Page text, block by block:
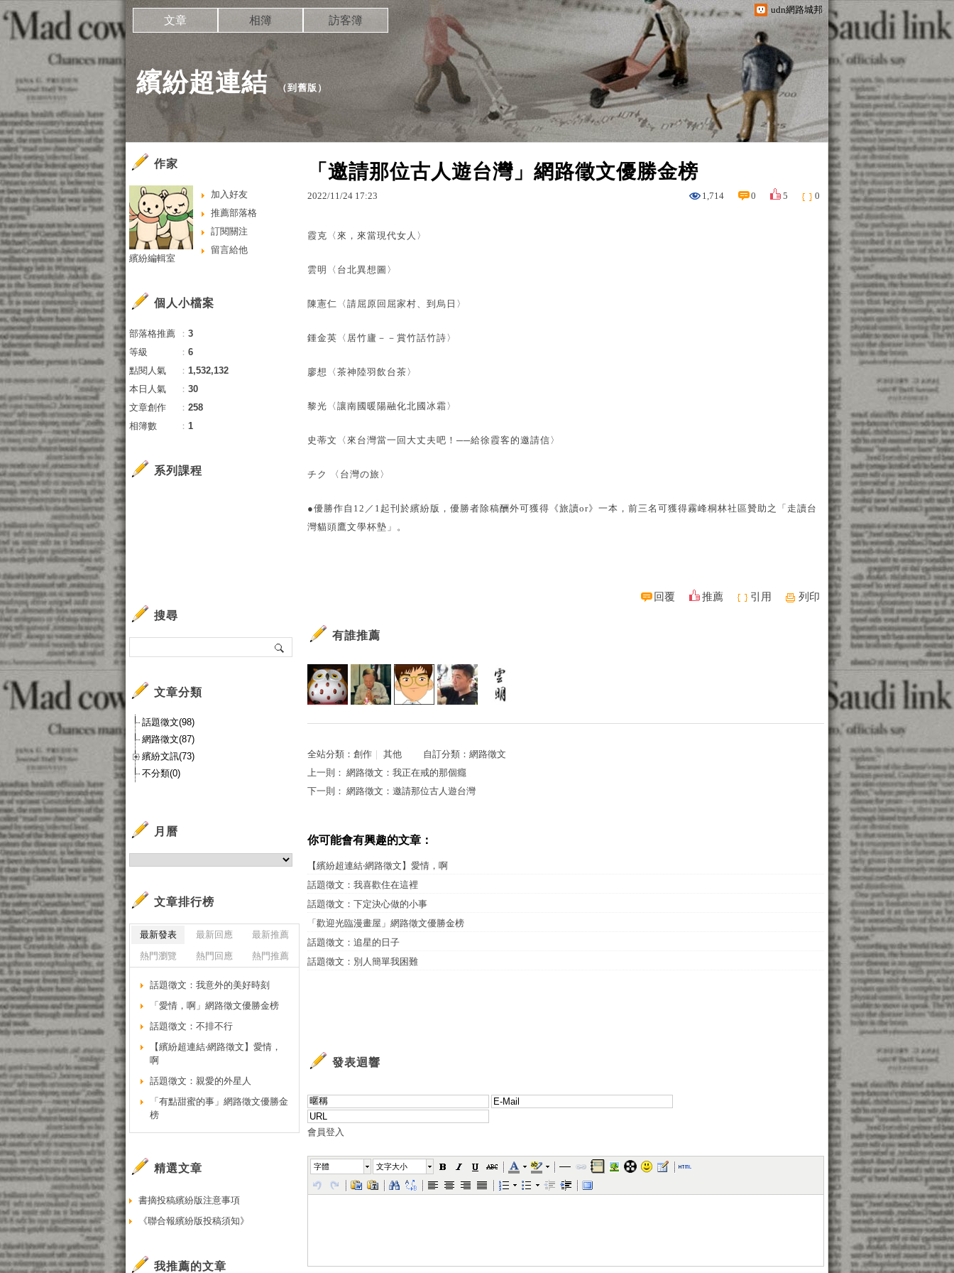
udn網路城邦
繽紛超連結 （到舊版 ）
文章 相簿 訪客簿
「邀請那位古人遊台灣」網路徵文優勝金榜
2022/11/24 17:23 1,714 0 5 0
霞克〈來，來當現代女人〉
雲明〈台北異想圖〉
陳憲仁〈請屈原回屈家村、到烏日〉
鍾金英〈居竹廬－－賞竹話竹詩〉
廖想〈茶神陸羽飲台茶〉
黎光〈讓南國暖陽融化北國冰霜〉
史蒂文〈來台灣當一回大丈夫吧！──給徐霞客的邀請信〉
チク 〈台灣の旅〉
●優勝作自12／1起刊於繽紛版，優勝者除稿酬外可獲得《旅讀or》一本，前三名可獲得霧峰桐林社區贊助之「走讀台
灣貓頭鷹文學杯墊」。
回覆 推薦 引用 列印
有誰推薦
全站分類： 創作 其他 自訂分類： 網路徵文
上一則： 網路徵文：我正在戒的那個癮
下一則： 網路徵文：邀請那位古人遊台灣
你可能會有興趣的文章：
【繽紛超連結‧網路徵文】愛情，啊
話題徵文：我喜歡住在這裡
話題徵文：下定決心做的小事
「歡迎光臨漫畫屋」網路徵文優勝金榜
話題徵文：追星的日子
話題徵文：別人簡單我困難
發表迴響
會員登入
字體 文字大小
作家
加入好友
推薦部落格
訂閱關注
留言給他
繽紛編輯室
個人小檔案
部落格推薦 ： 3
等級
： 6
點閱人氣
： 1,532,132
本日人氣
： 30
文章創作
： 258
相簿數
： 1
系列課程
搜尋
文章分類
話題徵文(98)
網路徵文(87)
繽紛文訊(73)
不分類(0)
月曆
文章排行榜
最新發表 最新回應
最新推薦
熱門瀏覽
熱門回應 熱門推薦
話題徵文：我意外的美好時刻
「愛情，啊」網路徵文優勝金榜
話題徵文：不排不行
【繽紛超連結‧網路徵文】愛情，
啊
話題徵文：親愛的外星人
「有點甜蜜的事」網路徵文優勝金
榜
精選文章
書摘投稿繽紛版注意事項
《聯合報繽紛版投稿須知》
我推薦的文章